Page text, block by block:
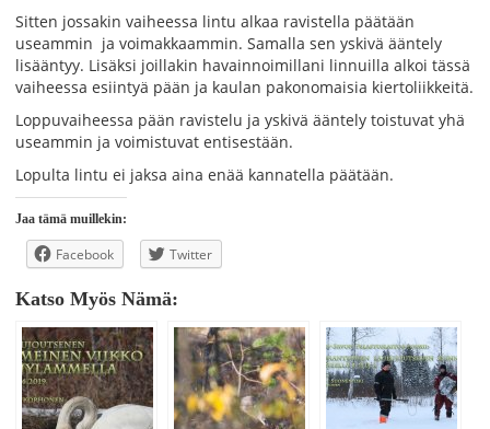
Sitten jossakin vaiheessa lintu alkaa ravistella päätään
useammin ja voimakkaammin. Samalla sen yskivä ääntely
lisääntyy. Lisäksi joillakin havainnoimillani linnuilla alkoi tässä
vaiheessa esiintyä pään ja kaulan pakonomaisia kiertoliikkeitä.
Loppuvaiheessa pään ravistelu ja yskivä ääntely toistuvat yhä
useammin ja voimistuvat entisestään.
Lopulta lintu ei jaksa aina enää kannatella päätään.
Jaa tämä muillekin:
Facebook Twitter
Katso Myös Nämä: